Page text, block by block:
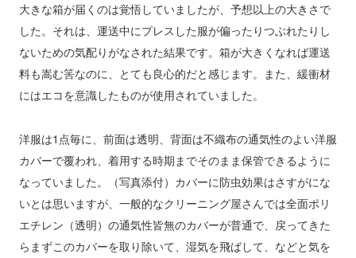
大きな箱が届くのは覚悟していましたが、予想以上の大きさで
した。それは、運送中にプレスした服が偏ったりつぶれたりし
ないための気配りがなされた結果です。箱が大きくなれば運送
料も嵩む筈なのに、とても良心的だと感じます。また、緩衝材
にはエコを意識したものが使用されていました。
洋服は1点毎に、前面は透明、背面は不織布の通気性のよい洋服
カバーで覆われ、着用する時期までそのまま保管できるように
なっていました。（写真添付）カバーに防虫効果はさすがにな
いとは思いますが、一般的なクリーニング屋さんでは全面ポリ
エチレン（透明）の通気性皆無のカバーが普通で、戻ってきた
らまずこのカバーを取り除いて、湿気を飛ばして、などと気を